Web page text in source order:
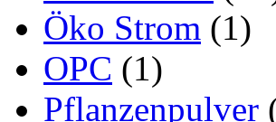
Öko Strom (1)
OPC (1)
Pflanzenpulver